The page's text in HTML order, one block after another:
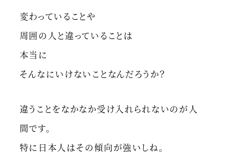
変わっていることや
周囲の人と違っていることは
本当に
そんなにいけないことなんだろうか？
違うことをなかなか受け入れられないのが人
間です。
特に日本人はその傾向が強いしね。